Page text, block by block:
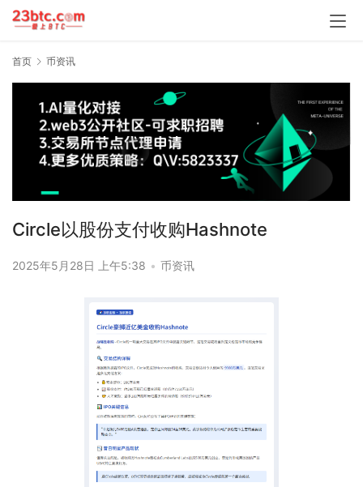
首页 币资讯
Circle以股份支付收购Hashnote
2025年5月28日 上午5:38 • 币资讯